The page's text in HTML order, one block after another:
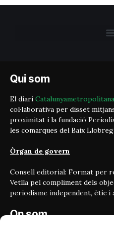
Qui som
El diari
col·laborativa per disset
proximitat i la fundació
les comarques del Baix
Òrgan de govern
Consell editorial: Format per
Vetlla pel compliment dels
periodisme independent, ètic i
On som